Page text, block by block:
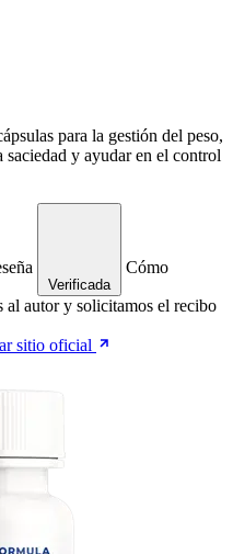
para la gestión del peso,
saciedad y ayudar en el control
Verificada
Cómo
al autor y solicitamos el recibo
sitio oficial